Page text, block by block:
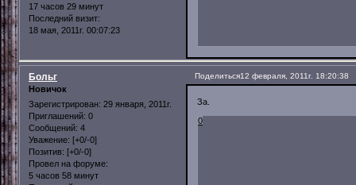
17 часов 29 минут
Последний визит:
18 мая, 2011г. 00:07:23
Поделиться12 февраля, 2011г. 18:20:38
Больг
Новичок
Зарегистрирован: 29 января, 2011г.
Приглашений: 0
Сообщений: 4
Уважение: [+0/-0]
Позитив: [+0/-0]
Провел на форуме:
5 часов 58 минут
За.
0